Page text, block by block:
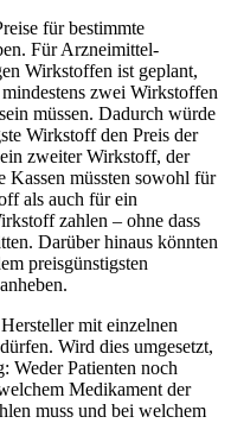
für bestimmte
Für Arzneimittel-
Wirkstoffen ist geplant,
zwei Wirkstoffen
müssen. Dadurch würde
Wirkstoff den Preis der
zweiter Wirkstoff, der
Kassen müssten sowohl für
als auch für ein
zahlen – ohne dass
Darüber hinaus könnten
preisgünstigsten
mit einzelnen
Wird dies umgesetzt,
Weder Patienten noch
Medikament der
muss und bei welchem